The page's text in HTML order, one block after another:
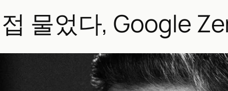
물었다, Google